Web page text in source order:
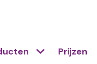
Prijzen